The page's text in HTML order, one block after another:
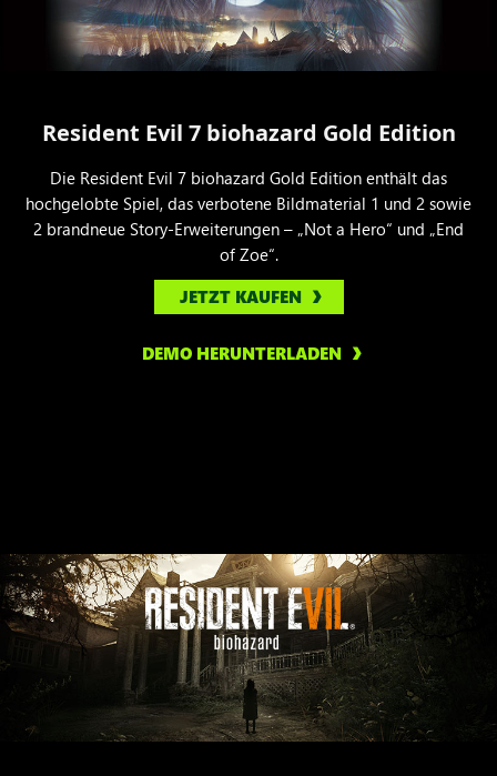
Resident Evil 7 biohazard Gold Edition
Die Resident Evil 7 biohazard Gold Edition enthält das
hochgelobte Spiel, das verbotene Bildmaterial 1 und 2 sowie
2 brandneue Story-Erweiterungen – „Not a Hero“ und „End
of Zoe“.
JETZT KAUFEN
DEMO HERUNTERLADEN